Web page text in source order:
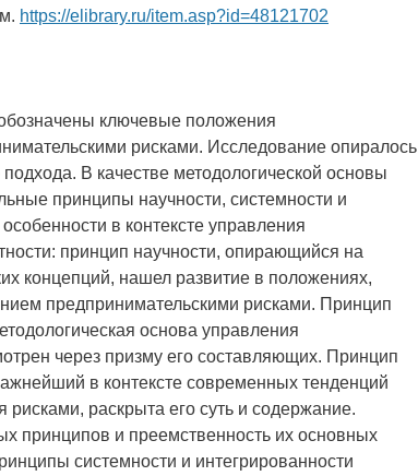
https://elibrary.ru/item.asp?id=48121702
ключевые положения
рисками. Исследование опиралось
В качестве методологической основы
принципы научности, системности и
в контексте управления
принцип научности, опирающийся на
концепций, нашел развитие в положениях,
предпринимательскими рисками. Принцип
основа управления
через призму его составляющих. Принцип
в контексте современных тенденций
рисками, раскрыта его суть и содержание.
принципов и преемственность их основных
системности и интегрированности